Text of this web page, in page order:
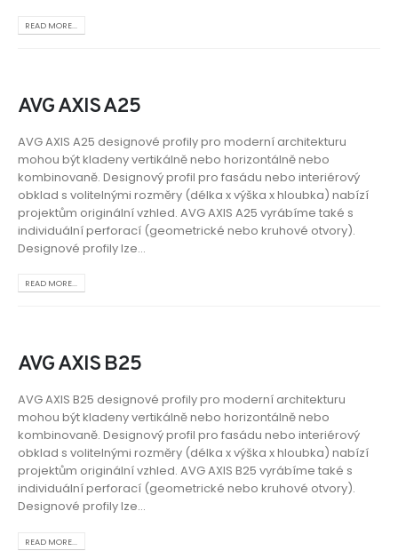
READ MORE...
AVG AXIS A25
AVG AXIS A25 designové profily pro moderní architekturu
mohou být kladeny vertikálně nebo horizontálně nebo
kombinovaně. Designový profil pro fasádu nebo interiérový
obklad s volitelnými rozměry (délka x výška x hloubka) nabízí
projektům originální vzhled. AVG AXIS A25 vyrábíme také s
individuální perforací (geometrické nebo kruhové otvory).
Designové profily lze...
READ MORE...
AVG AXIS B25
AVG AXIS B25 designové profily pro moderní architekturu
mohou být kladeny vertikálně nebo horizontálně nebo
kombinovaně. Designový profil pro fasádu nebo interiérový
obklad s volitelnými rozměry (délka x výška x hloubka) nabízí
projektům originální vzhled. AVG AXIS B25 vyrábíme také s
individuální perforací (geometrické nebo kruhové otvory).
Designové profily lze...
READ MORE...